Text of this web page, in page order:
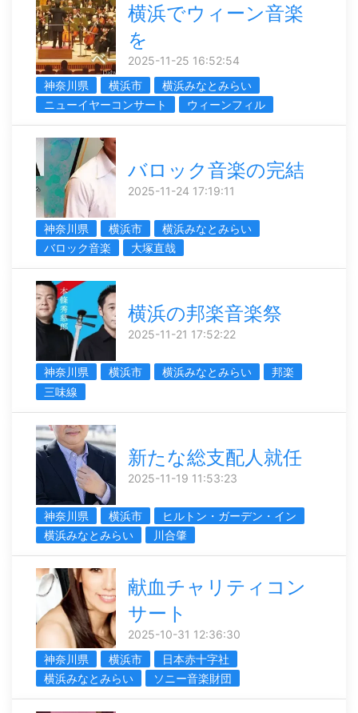
横浜でウィーン音楽
を
2025-11-25 16:52:54
神奈川県
横浜市
横浜みなとみらい
ニューイヤーコンサート
ウィーンフィル
バロック音楽の完結
2025-11-24 17:19:11
神奈川県 横浜市
横浜みなとみらい
バロック音楽
大塚直哉
横浜の邦楽音楽祭
2025-11-21 17:52:22
神奈川県 横浜市 横浜みなとみらい
邦楽
三味線
新たな総支配人就任
2025-11-19 11:53:23
神奈川県 横浜市
ヒルトン・ガーデン・イン
横浜みなとみらい
川合肇
献血チャリティコン
サート
2025-10-31 12:36:30
神奈川県
横浜市
日本赤十字社
横浜みなとみらい
ソニー音楽財団